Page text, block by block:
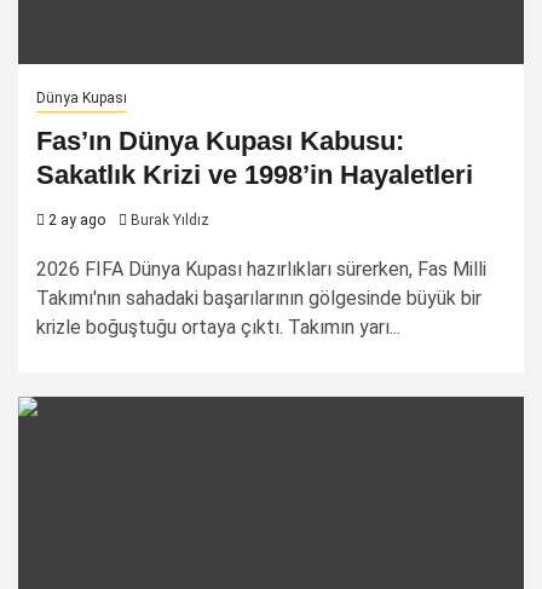
Dünya Kupası
Fas’ın Dünya Kupası Kabusu:
Sakatlık Krizi ve 1998’in Hayaletleri
2 ay ago Burak Yıldız
2026 FIFA Dünya Kupası hazırlıkları sürerken, Fas Milli
Takımı'nın sahadaki başarılarının gölgesinde büyük bir
krizle boğuştuğu ortaya çıktı. Takımın yarı...